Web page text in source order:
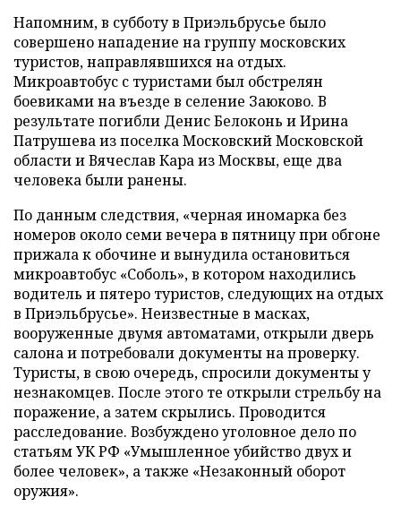
Напомним, в субботу в Приэльбрусье было
совершено нападение на группу московских
туристов, направлявшихся на отдых.
Микроавтобус с туристами был обстрелян
боевиками на въезде в селение Заюково. В
результате погибли Денис Белоконь и Ирина
Патрушева из поселка Московский Московской
области и Вячеслав Кара из Москвы, еще два
человека были ранены.
По данным следствия, «черная иномарка без
номеров около семи вечера в пятницу при обгоне
прижала к обочине и вынудила остановиться
микроавтобус «Соболь», в котором находились
водитель и пятеро туристов, следующих на отдых
в Приэльбрусье». Неизвестные в масках,
вооруженные двумя автоматами, открыли дверь
салона и потребовали документы на проверку.
Туристы, в свою очередь, спросили документы у
незнакомцев. После этого те открыли стрельбу на
поражение, а затем скрылись. Проводится
расследование. Возбуждено уголовное дело по
статьям УК РФ «Умышленное убийство двух и
более человек», а также «Незаконный оборот
оружия».